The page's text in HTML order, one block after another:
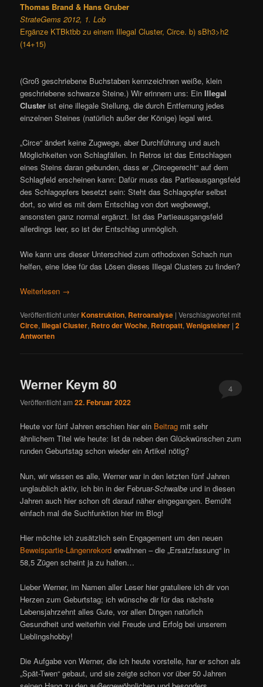
Thomas Brand & Hans Gruber
StrateGems 2012, 1. Lob
Ergänze KTBktbb zu einem Illegal Cluster, Circe. b) sBh3>h2
(14+15)
(Groß geschriebene Buchstaben kennzeichnen weiße, klein
geschriebene schwarze Steine.) Wir erinnern uns: EinIllegal
Cluster ist eine illegale Stellung, die durch Entfernung jedes
einzelnen Steines (natürlich außer der Könige) legal wird.
„Circe“ ändert keine Zugwege, aber Durchführung und auch
Möglichkeiten von Schlagfällen. In Retros ist das Entschlagen
eines Steins daran gebunden, dass er „Circegerecht“ auf dem
Schlagfeld erscheinen kann: Dafür muss das Partieausgangsfeld
des Schlagopfers besetzt sein: Steht das Schlagopfer selbst
dort, so wird es mit dem Entschlag von dort wegbewegt,
ansonsten ganz normal ergänzt. Ist das Partieausgangsfeld
allerdings leer, so ist der Entschlag unmöglich.
Wie kann uns dieser Unterschied zum orthodoxen Schach nun
helfen, eine Idee für das Lösen dieses Illegal Clusters zu finden?
Weiterlesen →
Veröffentlicht unterKonstruktion, Retroanalyse |Verschlagwortet mit
Circe,Illegal Cluster, Retro der Woche, Retropatt,Wenigsteiner |2
Antworten
Werner Keym 80
Veröffentlicht am22. Februar 2022
4
Heute vor fünf Jahren erschien hier ein Beitrag mit sehr
ähnlichem Titel wie heute: Ist da neben den Glückwünschen zum
runden Geburtstag schon wieder ein Artikel nötig?
Nun, wir wissen es alle, Werner war in den letzten fünf Jahren
unglaublich aktiv, ich bin in der Februar-Schwalbe und in diesen
Jahren auch hier schon oft darauf näher eingegangen. Bemüht
einfach mal die Suchfunktion hier im Blog!
Hier möchte ich zusätzlich sein Engagement um den neuen
Beweispartie-Längenrekord erwähnen – die „Ersatzfassung“ in
58,5 Zügen scheint ja zu halten…
Lieber Werner, im Namen aller Leser hier gratuliere ich dir von
Herzen zum Geburtstag; ich wünsche dir für das nächste
Lebensjahrzehnt alles Gute, vor allen Dingen natürlich
Gesundheit und weiterhin viel Freude und Erfolg bei unserem
Lieblingshobby!
Die Aufgabe von Werner, die ich heute vorstelle, har er schon als
„Spät-Twen“ gebaut, und sie zeigte schon vor über 50 Jahren